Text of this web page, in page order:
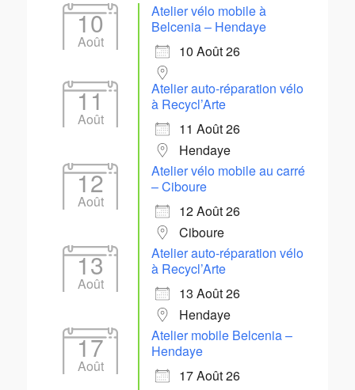
10
Août
Atelier vélo mobile à
Belcenia – Hendaye
10 Août 26
11
Août
Atelier auto-réparation vélo
à Recycl’Arte
11 Août 26
Hendaye
12
Août
Atelier vélo mobile au carré
– Ciboure
12 Août 26
Ciboure
13
Août
Atelier auto-réparation vélo
à Recycl’Arte
13 Août 26
Hendaye
17
Août
Atelier mobile Belcenia –
Hendaye
17 Août 26